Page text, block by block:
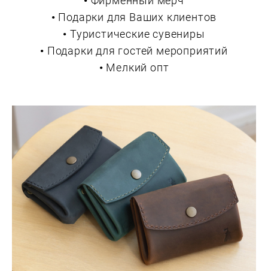
• Подарки для Ваших клиентов
• Туристические сувениры
• Подарки для гостей мероприятий
• Мелкий опт